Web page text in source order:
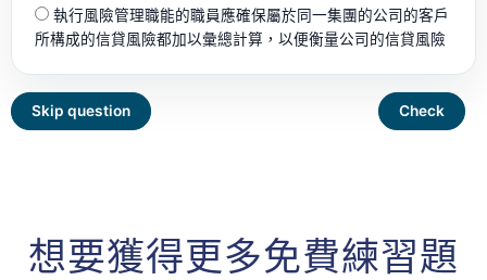
執行風險管理職能的職員應確保屬於同一集團的公司的客戶
所構成的信貸風險都加以彙總計算，以便衡量公司的信貸風險
想要獲得更多免費練習題